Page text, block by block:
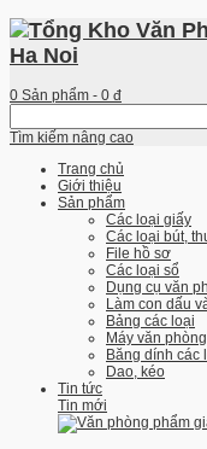
0 Sản phẩm - 0 đ
Tìm kiếm nâng cao
Trang chủ
Giới thiệu
Sản phẩm
Các loại giấy
Các loại bút,
File hồ sơ
Các loại sổ
Dụng cụ văn
Làm con dấu
Bảng các loại
Máy văn phòng
Băng dính các
Dao, kéo
Tin tức
Tin mới